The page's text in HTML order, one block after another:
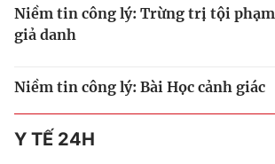
Niềm tin công lý: Trừng trị tội phạm
giả danh
Niềm tin công lý: Bài Học cảnh giác
Y TẾ 24H